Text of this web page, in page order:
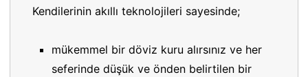
Kendilerinin akıllı teknolojileri sayesinde;
mükemmel bir döviz kuru alırsınız ve her
seferinde düşük ve önden belirtilen bir